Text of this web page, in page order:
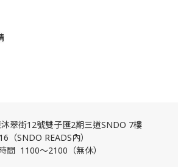
翠街12號雙子匯2期三道SNDO 7樓
（SNDO READS內）
間 1100～2100（無休）